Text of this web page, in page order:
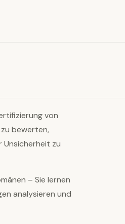
von
zu bewerten,
zu
– Sie lernen
analysieren und